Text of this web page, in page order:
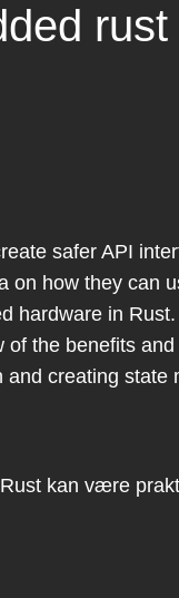
rust
safer API
on how they can
hardware in
the benefits
creating state
kan være